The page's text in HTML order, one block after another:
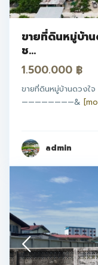
ขายที่ดินหมู่บ้าน
ช...
1.500.000 ฿
ขายที่ดินหมู่บ้านดวงใ
————————&
admin